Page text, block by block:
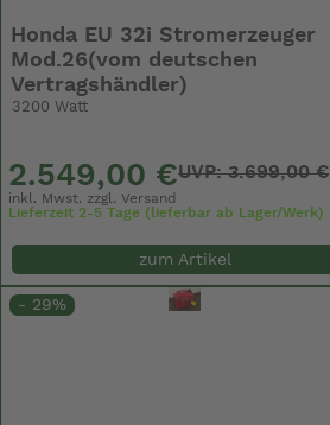
Honda EU 32i Stromerzeuger
Mod.26(vom deutschen
Vertragshändler)
3200 Watt
2.549,00 €UVP: 3.699,00 €
inkl. Mwst. zzgl.Versand
Lieferzeit 2-5 Tage (lieferbar ab Lager/Werk)
zum Artikel
- 29%